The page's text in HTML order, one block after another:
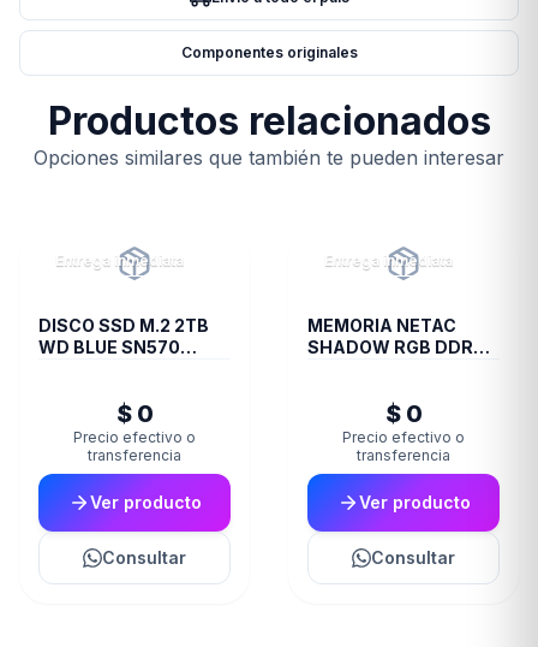
Componentes originales
Productos relacionados
Opciones similares que también te pueden interesar
Entrega inmediata
DISCO SSD M.2 2TB
WD BLUE SN570
$ 0
Precio efectivo o
transferencia
Ver producto
Consultar
Entrega inmediata
MEMORIA NETAC
SHADOW RGB DDR4
$ 0
Precio efectivo o
transferencia
Ver producto
Consultar